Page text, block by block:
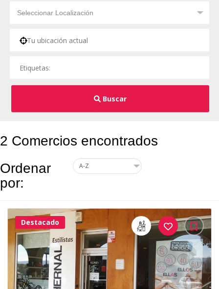
Buscar
2 Comercios encontrados
Ordenar
por:
17Me
Gusta
Destacado